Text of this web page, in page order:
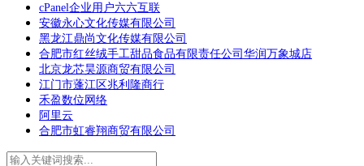
cPanel企业用户六六互联
安徽永心文化传媒有限公司
黑龙江鼎尚文化传媒有限公司
合肥市红丝绒手工甜品食品有限责任公司华润万象城店
北京龙芯昊源商贸有限公司
江门市蓬江区兆利隆商行
禾盈数位网络
阿里云
合肥市虹睿翔商贸有限公司